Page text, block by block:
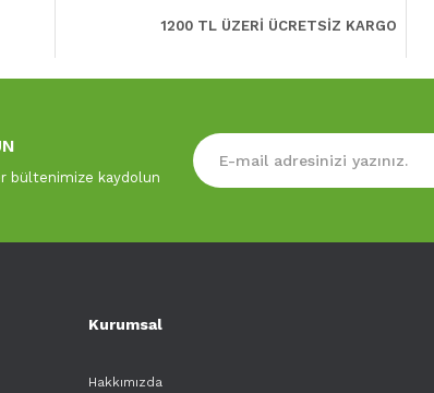
1200 TL ÜZERİ ÜCRETSİZ KARGO
bültenimize kaydolun
Kurumsal
Hakkımızda